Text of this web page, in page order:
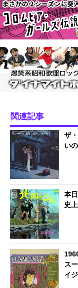
関連記事
ザ
い
本
史
ス
イ